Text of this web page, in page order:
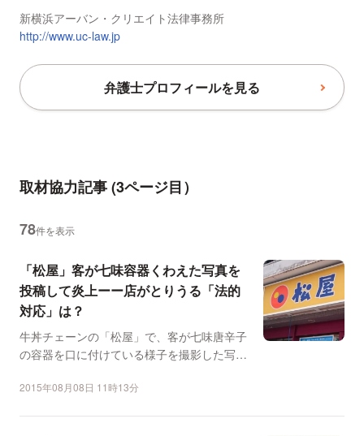
新横浜アーバン・クリエイト法律事務所
http://www.uc-law.jp
弁護士プロフィールを見る
取材協力記事(3ページ目）
78件を表示
「松屋」客が七味容器くわえた写真を
投稿して炎上ーー店がとりうる「法的
対応」は？
牛丼チェーンの「松屋」で、客が七味唐辛子
の容器を口に付けている様子を撮影した写真
2015年08月08日 11時13分